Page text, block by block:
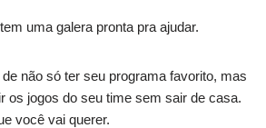
uma galera pronta pra ajudar.
não só ter seu programa favorito, mas
os jogos do seu time sem sair de casa.
você vai querer.